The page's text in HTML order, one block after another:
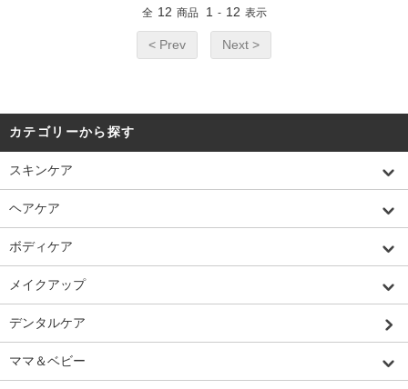
全 12 商品 1 - 12 表示
< Prev Next >
カテゴリーから探す
スキンケア
ヘアケア
ボディケア
メイクアップ
デンタルケア
ママ＆ベビー